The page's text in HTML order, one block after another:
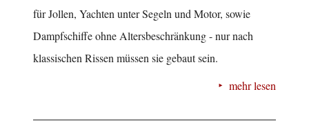
für Jollen, Yachten unter Segeln und Motor, sowie
Dampfschiffe ohne Altersbeschränkung - nur nach
klassischen Rissen müssen sie gebaut sein.
mehr lesen